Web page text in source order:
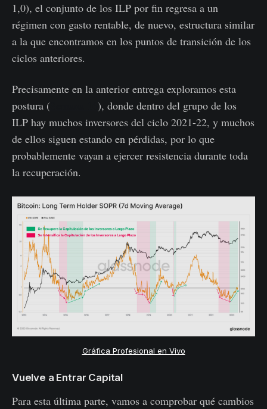
1,0), el conjunto de los ILP por fin regresa a un
régimen con gasto rentable, de nuevo, estructura similar
a la que encontramos en los puntos de transición de los
ciclos anteriores.
Precisamente en la anterior entrega exploramos esta
postura (
), donde dentro del grupo de los
ILP hay muchos inversores del ciclo 2021-22, y muchos
de ellos siguen estando en pérdidas, por lo que
probablemente vayan a ejercer resistencia durante toda
la recuperación.
Gráfica Profesional en Vivo
Vuelve a Entrar Capital
Para esta última parte, vamos a comprobar qué cambios